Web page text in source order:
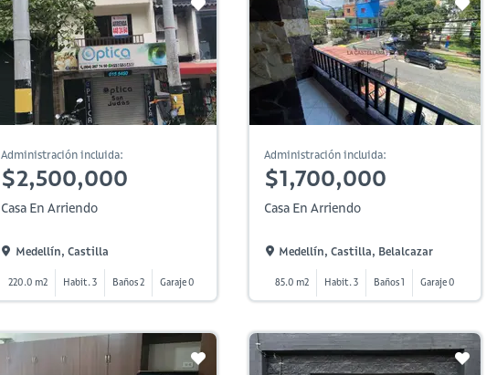
Administración incluida:
$2,500,000
Casa En Arriendo
Medellín, Castilla
220.0 m2 Habit. 3 Baños 2 Garaje 0
Administración incluida:
$1,700,000
Casa En Arriendo
Medellín, Castilla, Belalcazar
85.0 m2 Habit. 3 Baños 1 Garaje 0